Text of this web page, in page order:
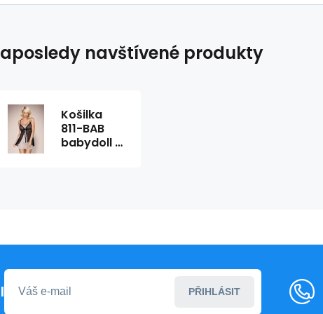
navštívené produkty
Košilka
811-BAB
babydoll -
PŘIHLÁSIT